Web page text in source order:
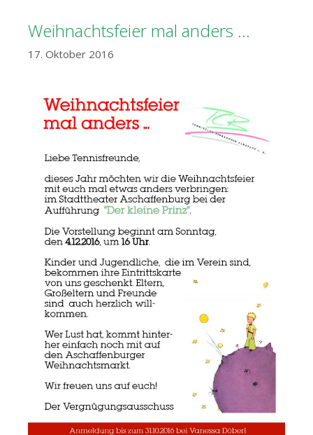
Weihnachtsfeier mal anders …
17. Oktober 2016